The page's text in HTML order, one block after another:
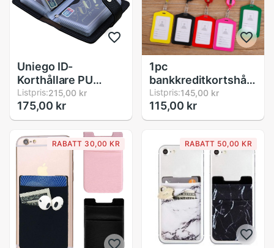
Uniego ID-
Korthållare PU
Läder - Unisex -
Hasp-stängning -
10.3x7.5cm
Listpris:215,00 kr
175,00 kr
1pc
bankkreditkortshållare
buss-id-hållare
identitetsbricka
skyddsskal med
kontorsmaterial
Listpris:145,00 kr
115,00 kr
RABATT 30,00 KR RABATT 50,00 KR